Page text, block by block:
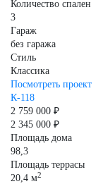
Количество спален
3
Гараж
без гаража
Стиль
Классика
Посмотреть проект
К-118
2 759 000 ₽
2 345 000 ₽
Площадь дома
98,3
Площадь террасы
20,4 м2